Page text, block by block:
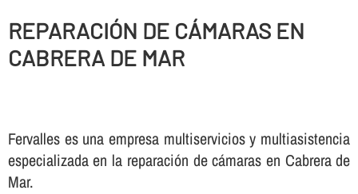
REPARACIÓN DE CÁMARAS EN
CABRERA DE MAR
Fervalles es una empresa multiservicios y multiasistencia
especializada en la reparación de cámaras en Cabrera de
Mar.